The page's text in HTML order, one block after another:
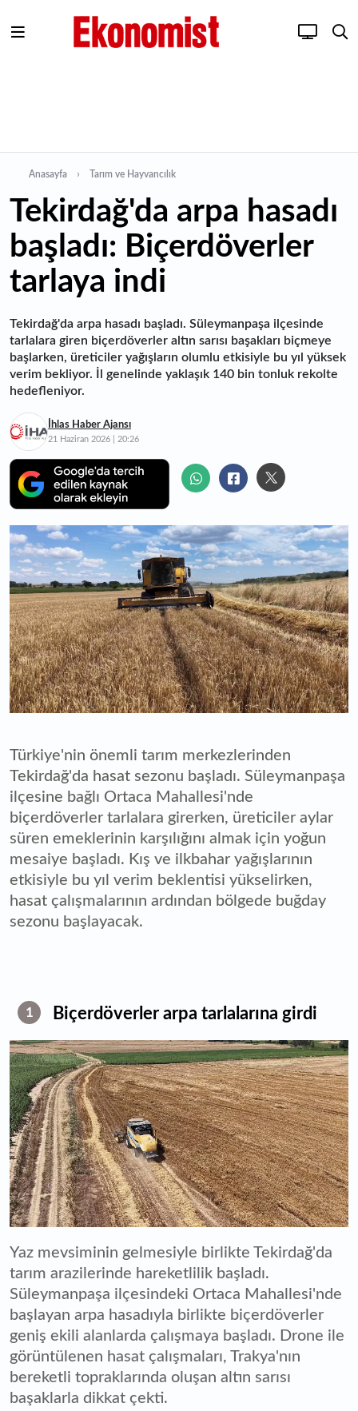
Anasayfa Tarım ve Hayvancılık
Tekirdağ'da arpa hasadı
başladı: Biçerdöverler
tarlaya indi
Tekirdağ'da arpa hasadı başladı. Süleymanpaşa ilçesinde
tarlalara giren biçerdöverler altın sarısı başakları biçmeye
başlarken, üreticiler yağışların olumlu etkisiyle bu yıl yüksek
verim bekliyor. İl genelinde yaklaşık 140 bin tonluk rekolte
hedefleniyor.
İhlas Haber Ajansı
21 Haziran 2026 | 20:26
Türkiye'nin önemli tarım merkezlerinden
Tekirdağ'da hasat sezonu başladı. Süleymanpaşa
ilçesine bağlı Ortaca Mahallesi'nde
biçerdöverler tarlalara girerken, üreticiler aylar
süren emeklerinin karşılığını almak için yoğun
mesaiye başladı. Kış ve ilkbahar yağışlarının
etkisiyle bu yıl verim beklentisi yükselirken,
hasat çalışmalarının ardından bölgede buğday
sezonu başlayacak.
1 Biçerdöverler arpa tarlalarına girdi
Yaz mevsiminin gelmesiyle birlikte Tekirdağ'da
tarım arazilerinde hareketlilik başladı.
Süleymanpaşa ilçesindeki Ortaca Mahallesi'nde
başlayan arpa hasadıyla birlikte biçerdöverler
geniş ekili alanlarda çalışmaya başladı. Drone ile
görüntülenen hasat çalışmaları, Trakya'nın
bereketli topraklarında oluşan altın sarısı
başaklarla dikkat çekti.